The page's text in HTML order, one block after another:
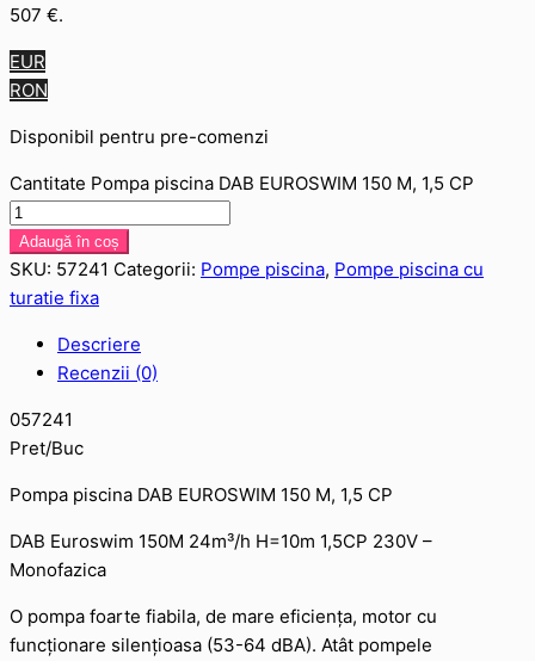
507 €.
EUR
RON
Disponibil pentru pre-comenzi
Cantitate Pompa piscina DAB EUROSWIM 150 M, 1,5 CP
Adaugă în coș
SKU: 57241 Categorii: Pompe piscina, Pompe piscina cu
turatie fixa
Descriere
Recenzii (0)
057241
Pret/Buc
Pompa piscina DAB EUROSWIM 150 M, 1,5 CP
DAB Euroswim 150M 24m³/h H=10m 1,5CP 230V –
Monofazica
O pompa foarte fiabila, de mare eficiența, motor cu
funcționare silențioasa (53-64 dBA). Atât pompele